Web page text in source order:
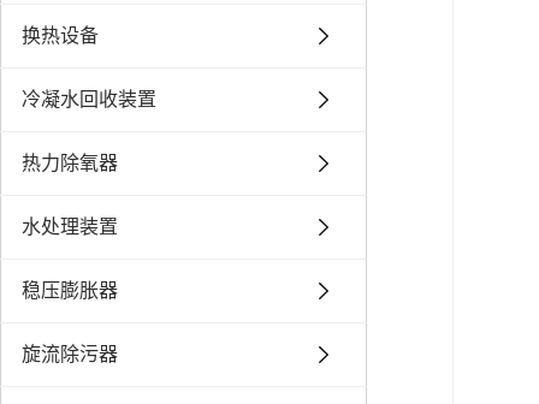
换热设备
冷凝水回收装置
热力除氧器
水处理装置
稳压膨胀器
旋流除污器